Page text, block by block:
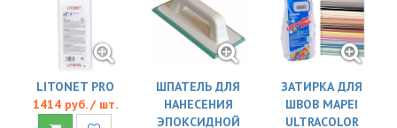
LITONET PRO
1414 руб. / шт.
ШПАТЕЛЬ ДЛЯ
НАНЕСЕНИЯ
ЭПОКСИДНОЙ
ЗАТИРКА ДЛЯ
ШВОВ MAPEI
ULTRACOLOR